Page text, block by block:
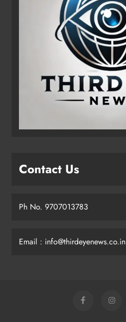
Contact Us
Ph No. 9707013783
Email : info@thirdeyenews.co.in